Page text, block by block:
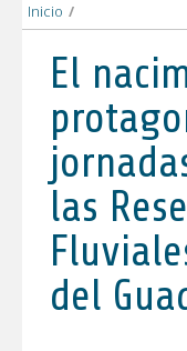
Inicio /
El
las
del